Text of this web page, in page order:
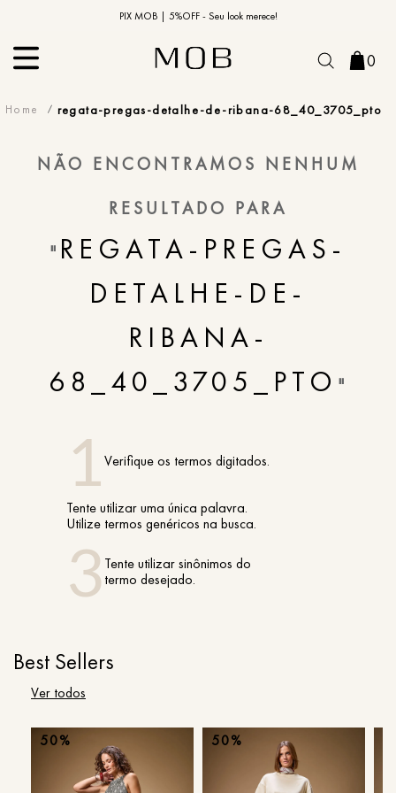
PIX MOB | 5%OFF - Seu look merece!
10% OFF na primeira compra | Cupom: BEMVINDO10*
0
regata-pregas-detalhe-de-ribana-68_40_3705_pto
NÃO ENCONTRAMOS NENHUM
RESULTADO PARA
" REGATA-PREGAS-
DETALHE-DE-
RIBANA-
68_40_3705_PTO "
Verifique os termos digitados.
Tente utilizar uma única palavra.
Utilize termos genéricos na busca.
Tente utilizar sinônimos do
termo desejado.
Best Sellers
Ver todos
50% 50%